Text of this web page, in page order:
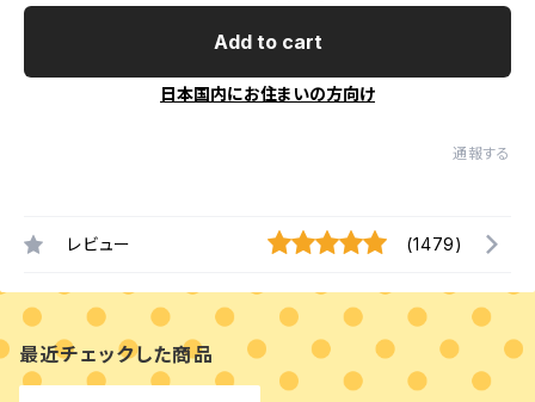
Add to cart
日本国内にお住まいの方向け
通報する
レビュー (1479)
最近チェックした商品